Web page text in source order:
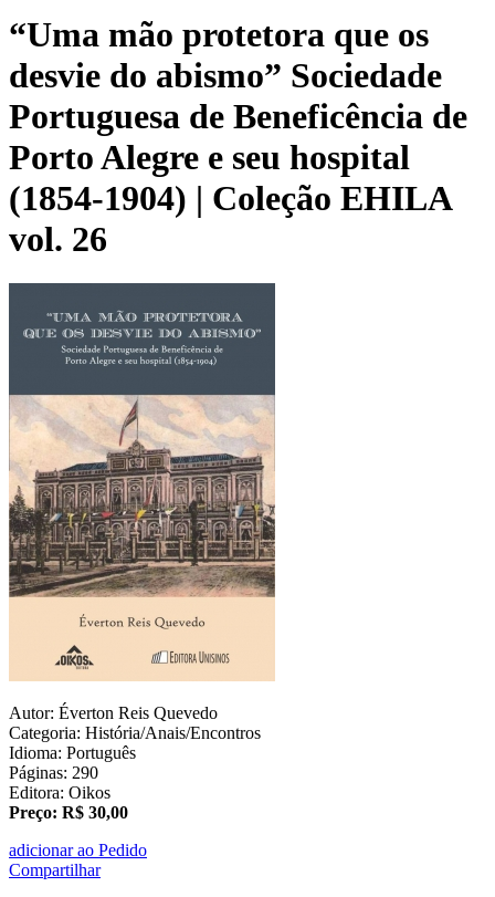
“Uma mão protetora que os
desvie do abismo” Sociedade
Portuguesa de Beneficência de
Porto Alegre e seu hospital
(1854-1904) | Coleção EHILA
vol. 26
Autor: Éverton Reis Quevedo
Categoria: História/Anais/Encontros
Idioma: Português
Páginas: 290
Editora: Oikos
Preço: R$ 30,00
adicionar ao Pedido
Compartilhar